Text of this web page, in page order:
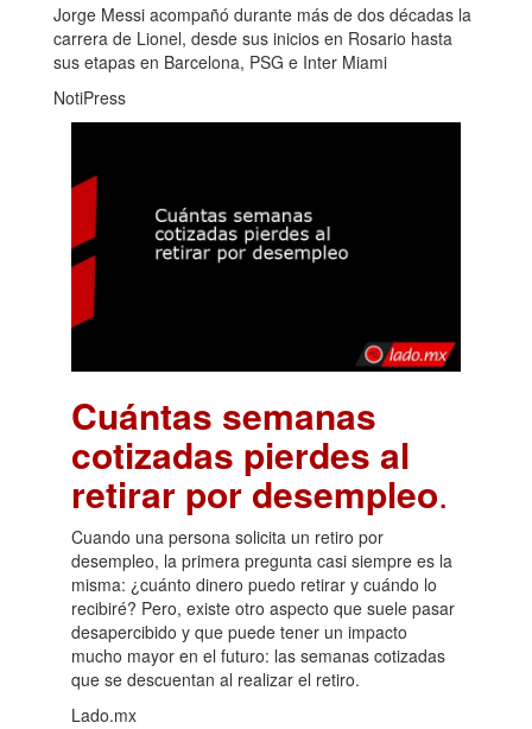
Jorge Messi acompañó durante más de dos décadas la
carrera de Lionel, desde sus inicios en Rosario hasta
sus etapas en Barcelona, PSG e Inter Miami
NotiPress
Cuántas semanas
cotizadas pierdes al
retirar por desempleo.
Cuando una persona solicita un retiro por
desempleo, la primera pregunta casi siempre es la
misma: ¿cuánto dinero puedo retirar y cuándo lo
recibiré? Pero, existe otro aspecto que suele pasar
desapercibido y que puede tener un impacto
mucho mayor en el futuro: las semanas cotizadas
que se descuentan al realizar el retiro.
Lado.mx